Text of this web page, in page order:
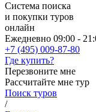
Система поиска
и покупки туров
онлайн
Ежедневно 09:00 -
+7 (495) 009-87-80
Где купить?
Перезвоните мне
Рассчитайте мне тур
Поиск туров
/